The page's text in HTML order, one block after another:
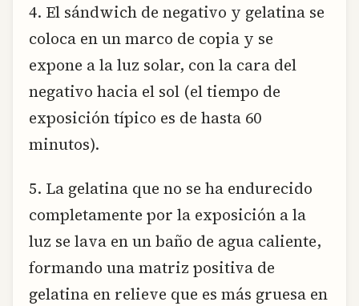
4. El sándwich de negativo y gelatina se
coloca en un marco de copia y se
expone a la luz solar, con la cara del
negativo hacia el sol (el tiempo de
exposición típico es de hasta 60
minutos).
5. La gelatina que no se ha endurecido
completamente por la exposición a la
luz se lava en un baño de agua caliente,
formando una matriz positiva de
gelatina en relieve que es más gruesa en